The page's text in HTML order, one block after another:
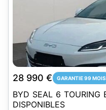
28 990 € GARANTIE 99 MOIS
BYD SEAL 6 TOURING
DISPONIBLES